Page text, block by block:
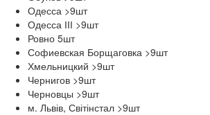
Одесса >9шт
Одесса ІІІ >9шт
Ровно 5шт
Софиевская Борщаговка >9шт
Хмельницкий >9шт
Чернигов >9шт
Черновцы >9шт
м. Львів, Світінстал >9шт